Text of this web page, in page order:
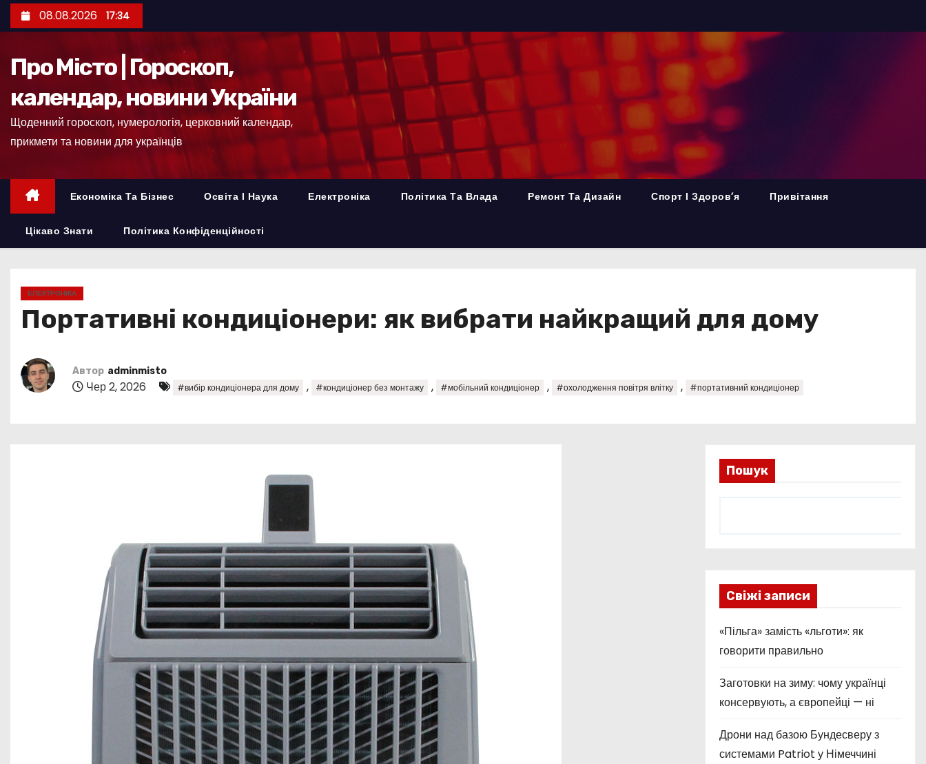
е
к
08.08.2026 17:34
Про Місто | Гороскоп,
календар, новини України
Щоденний гороскоп, нумерологія, церковний календар,
прикмети та новини для українців
Економіка Та Бізнес Освіта І Наука Електроніка Політика Та Влада Ремонт Та Дизайн Спорт І Здоров’я Привітання
Цікаво Знати Політика Конфіденційності
ЕЛЕКТРОНІКА
Портативні кондиціонери: як вибрати найкращий для дому
Автор adminmisto
Чер 2, 2026 #вибір кондиціонера для дому , #кондиціонер без монтажу , #мобільний кондиціонер , #охолодження повітря влітку , #портативний кондиціонер
Пошук
Свіжі записи
«Пільга» замість «льготи»: як
говорити правильно
Заготовки на зиму: чому українці
консервують, а європейці — ні
Дрони над базою Бундесверу з
системами Patriot у Німеччині